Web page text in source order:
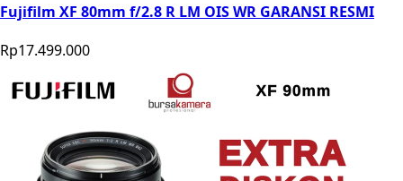
Fujifilm XF 80mm f/2.8 R LM OIS WR GARANSI RESMI
Rp17.499.000